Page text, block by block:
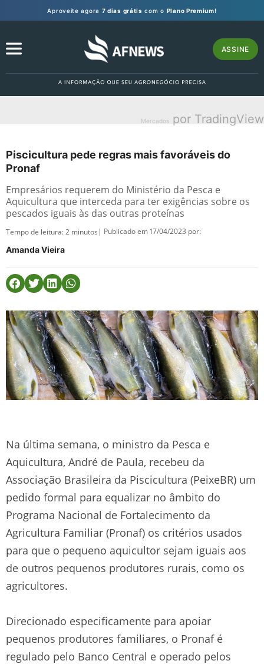
Aproveite agora 7 dias grátis com o Plano Premium!
ASSINE
Mercados por TradingView
Piscicultura pede regras mais favoráveis do
Pronaf
Empresários requerem do Ministério da Pesca e
Aquicultura que interceda para ter exigências sobre os
pescados iguais às das outras proteínas
Tempo de leitura:2 minutos | Publicado em 17/04/2023 por:
Amanda Vieira
Na última semana, o ministro da Pesca e
Aquicultura, André de Paula, recebeu da
Associação Brasileira da Piscicultura (PeixeBR) um
pedido formal para equalizar no âmbito do
Programa Nacional de Fortalecimento da
Agricultura Familiar (Pronaf) os critérios usados
para que o pequeno aquicultor sejam iguais aos
de outros pequenos produtores rurais, como os
agricultores.
Direcionado especificamente para apoiar
pequenos produtores familiares, o Pronaf é
regulado pelo Banco Central e operado pelos